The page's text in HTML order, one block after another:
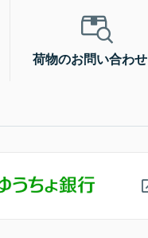
荷物のお問い合わせ